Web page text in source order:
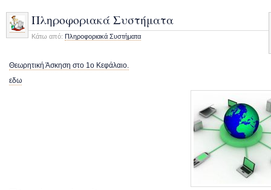
Πληροφοριακά Συστήματα
Κάτω από: Πληροφοριακά Συστήματα
Θεωρητική Άσκηση στο 1ο Κεφάλαιο.
εδω